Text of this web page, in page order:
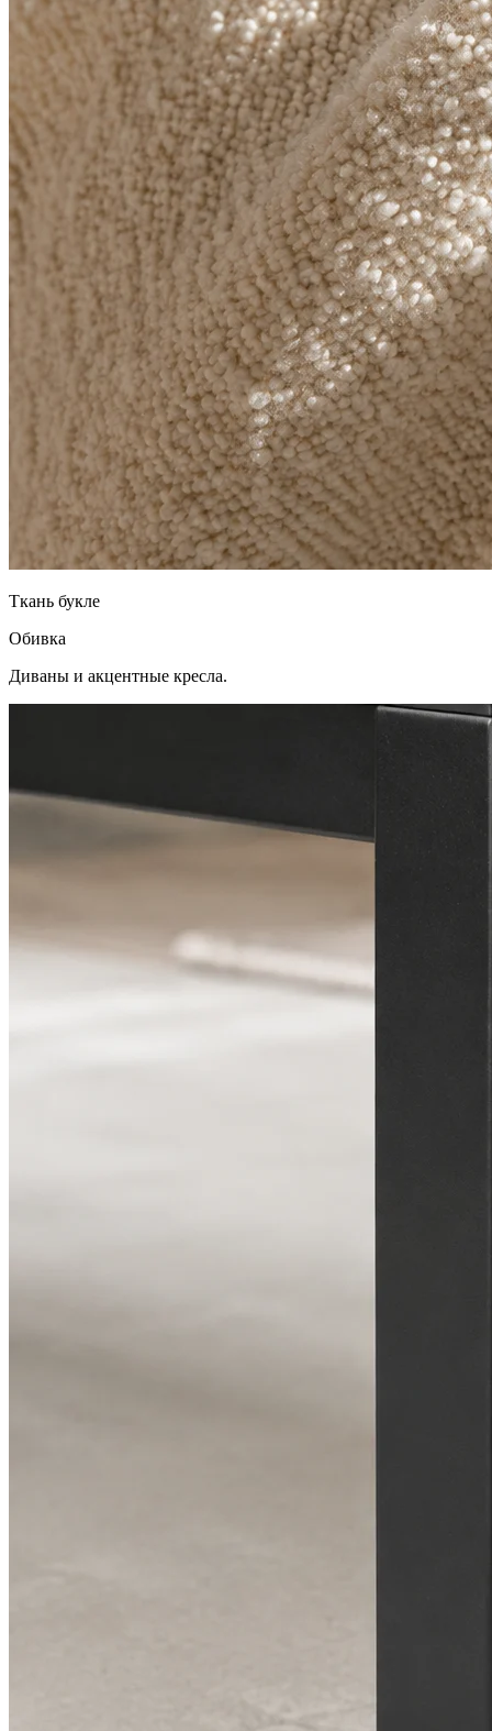
Ткань букле
Обивка
Диваны и акцентные кресла.